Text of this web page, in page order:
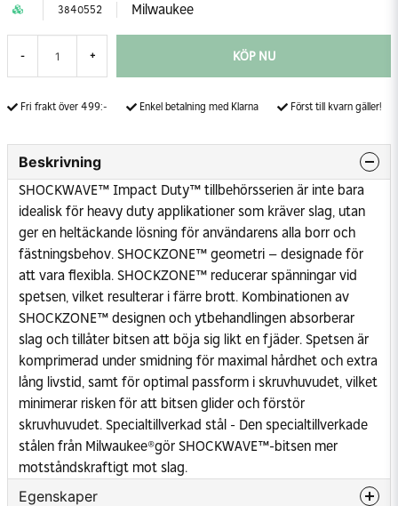
3840552 Milwaukee
- + KÖP NU
Fri frakt över 499:- Enkel betalning med Klarna Först till kvarn gäller!
Beskrivning
SHOCKWAVE™ Impact Duty™ tillbehörsserien är inte bara
idealisk för heavy duty applikationer som kräver slag, utan
ger en heltäckande lösning för användarens alla borr och
fästningsbehov. SHOCKZONE™ geometri – designade för
att vara flexibla. SHOCKZONE™ reducerar spänningar vid
spetsen, vilket resulterar i färre brott. Kombinationen av
SHOCKZONE™ designen och ytbehandlingen absorberar
slag och tillåter bitsen att böja sig likt en fjäder. Spetsen är
komprimerad under smidning för maximal hårdhet och extra
lång livstid, samt för optimal passform i skruvhuvudet, vilket
minimerar risken för att bitsen glider och förstör
skruvhuvudet. Specialtillverkad stål - Den specialtillverkade
stålen från Milwaukee®gör SHOCKWAVE™-bitsen mer
motståndskraftigt mot slag.
Egenskaper